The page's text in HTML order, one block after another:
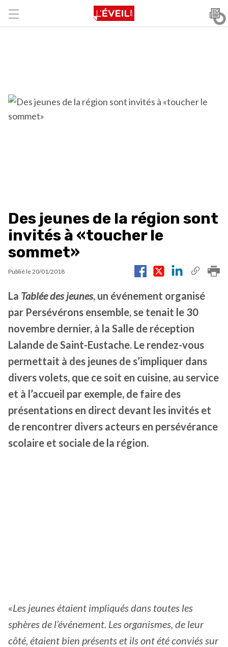
Des jeunes de la région sont
invités à «toucher le
sommet»
Publié le20/01/2018
La Tablée des jeunes, un événement organisé
par Persévérons ensemble, se tenait le 30
novembre dernier, à la Salle de réception
Lalande de Saint-Eustache. Le rendez-vous
permettait à des jeunes de s’impliquer dans
divers volets, que ce soit en cuisine, au service
et à l’accueil par exemple, de faire des
présentations en direct devant les invités et
de rencontrer divers acteurs en persévérance
scolaire et sociale de la région.
«Les jeunes étaient impliqués dans toutes les
sphères de l’événement. Les organismes, de leur
côté, étaient bien présents et ils ont été conviés sur